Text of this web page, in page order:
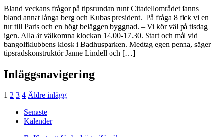
Bland veckans frågor på tipsrundan runt Citadellområdet fanns
bland annat långa berg och Kubas president. På fråga 8 fick vi en
tur till Paris och en högt beläggen byggnad. – Vi kör väl på tisdag
igen. Alla är välkomna klockan 14.00-17.30. Start och mål vid
bangolfklubbens kiosk i Badhusparken. Medtag egen penna, säger
tipsradskonstruktör Janne Lindell och […]
Inläggsnavigering
1 2 3 4 Äldre inlägg
Senaste
Kalender